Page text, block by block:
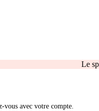
Le
vous avec votre compte.